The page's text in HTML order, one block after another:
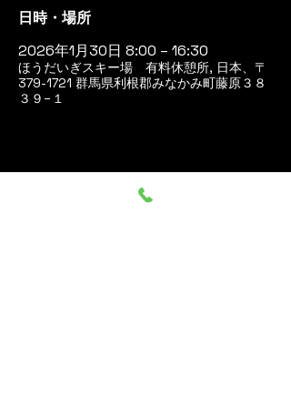
日時・場所
2026年1月30日 8:00 – 16:30
ほうだいぎスキー場 有料休憩所, 日本、〒
379-1721 群馬県利根郡みなかみ町藤原３８
３９−１
このイベントをシェア